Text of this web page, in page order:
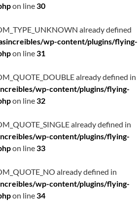
on line30
already defined
wp-content/plugins/flying-
on line31
already defined in
wp-content/plugins/flying-
on line32
already defined in
wp-content/plugins/flying-
on line33
already defined in
wp-content/plugins/flying-
on line34